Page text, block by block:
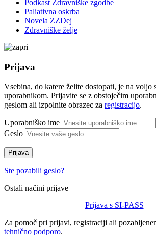
Podkast Zdravniške zgodbe
Paliativna oskrba
Novela ZZDej
Zdravniške želje
Prijava
Vsebina, do katere želite dostopati, je na voljo
uporabnikom. Prijavite se z obstoječim
geslom ali izpolnite obrazec za registracijo.
Uporabniško ime
Geslo
Prijava
Ste pozabili geslo?
Ostali načini prijave
Prijava s SI-PASS
Za pomoč pri prijavi, registraciji ali
tehnično podporo.